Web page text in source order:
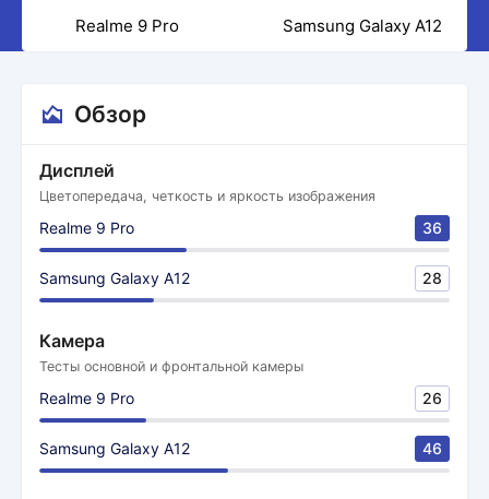
Realme 9 Pro Samsung Galaxy A12
Обзор
Дисплей
Цветопередача, четкость и яркость изображения
Realme 9 Pro 36
Samsung Galaxy A12 28
Камера
Тесты основной и фронтальной камеры
Realme 9 Pro 26
Samsung Galaxy A12 46